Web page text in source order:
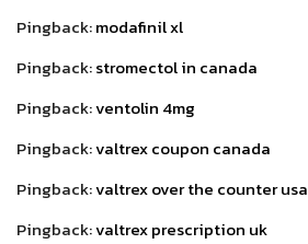
Pingback:modafinil xl
Pingback:stromectol in canada
Pingback:ventolin 4mg
Pingback:valtrex coupon canada
Pingback:valtrex over the counter usa
Pingback:valtrex prescription uk